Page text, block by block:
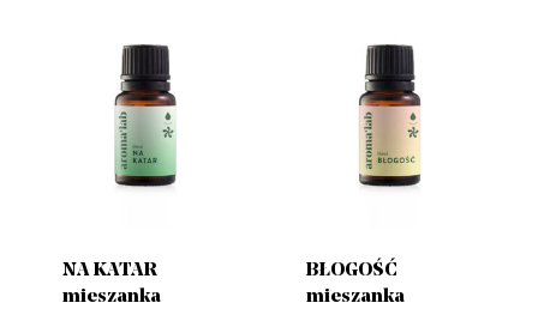
NA KATAR
mieszanka
BŁOGOŚĆ
mieszanka